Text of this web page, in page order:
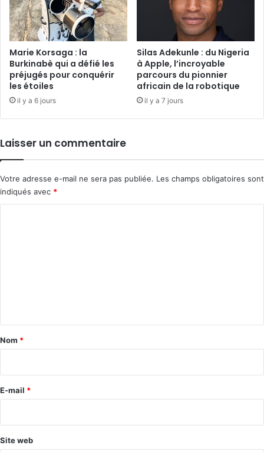
Marie Korsaga : la
Burkinabè qui a défié les
préjugés pour conquérir
les étoiles
il y a 6 jours
Silas Adekunle : du Nigeria
à Apple, l’incroyable
parcours du pionnier
africain de la robotique
il y a 7 jours
Laisser un commentaire
Votre adresse e-mail ne sera pas publiée. Les champs obligatoires sont
indiqués avec *
a
e
Nom *
E-mail *
Site web